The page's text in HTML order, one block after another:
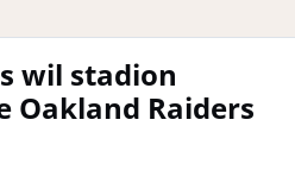
wil stadion
Oakland Raiders